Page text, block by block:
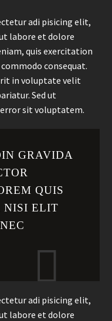
adi pisicing elit,
labore et dolore
quis exercitation
consequat.
in voluptate velit
Sed ut
sit voluptatem.
GRAVIDA
QUIS
NISI ELIT
adi pisicing elit,
labore et dolore